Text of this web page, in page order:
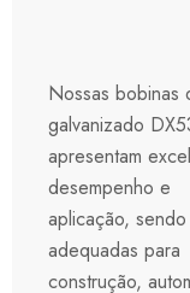
Nossas bobinas
galvanizado
apresentam
desempenho e
aplicação, sendo
adequadas para
construção,